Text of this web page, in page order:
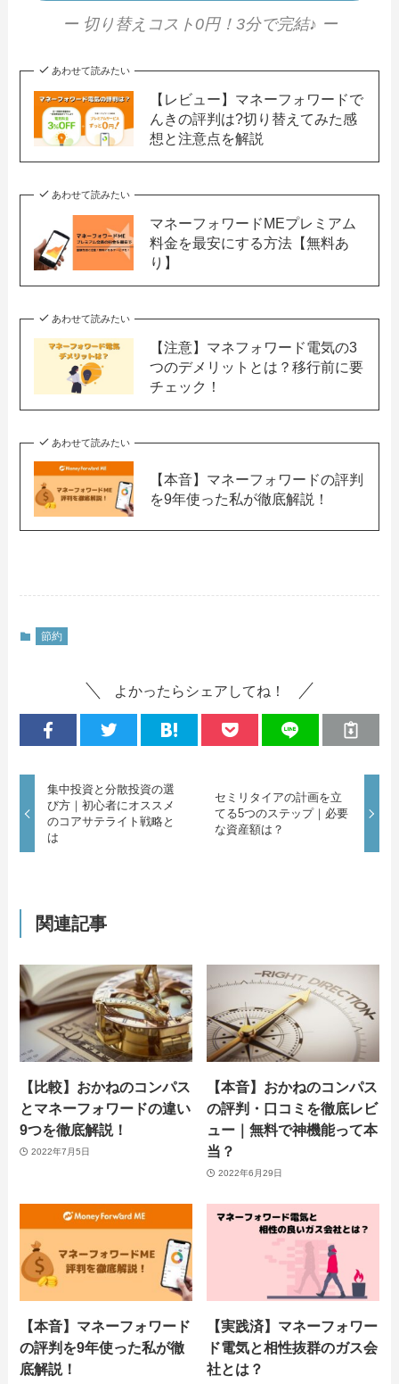
ー 切り替えコスト0円！3分で完結♪ ー
あわせて読みたい
【レビュー】マネーフォワードで
んきの評判は?切り替えてみた感
想と注意点を解説
あわせて読みたい
マネーフォワードMEプレミアム
料金を最安にする方法【無料あ
り】
あわせて読みたい
【注意】マネフォワード電気の3
つのデメリットとは？移行前に要
チェック！
あわせて読みたい
【本音】マネーフォワードの評判
を9年使った私が徹底解説！
節約
よかったらシェアしてね！
集中投資と分散投資の選
び方｜初心者にオススメ
のコアサテライト戦略と
は
セミリタイアの計画を立
てる5つのステップ｜必要
な資産額は？
関連記事
【比較】おかねのコンパス
とマネーフォワードの違い
9つを徹底解説！
2022年7月5日
【本音】おかねのコンパス
の評判・口コミを徹底レビ
ュー｜無料で神機能って本
当？
2022年6月29日
【本音】マネーフォワード
の評判を9年使った私が徹
底解説！
【実践済】マネーフォワー
ド電気と相性抜群のガス会
社とは？